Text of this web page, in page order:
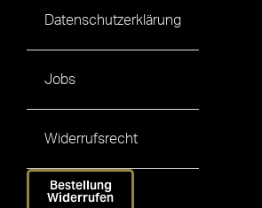
Datenschutzerklärung
Jobs
Widerrufsrecht
Bestellung
Widerrufen